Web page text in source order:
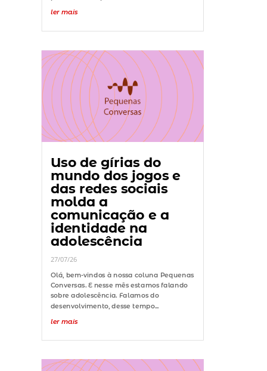
ler mais
Uso de gírias do
mundo dos jogos e
das redes sociais
molda a
comunicação e a
identidade na
adolescência
27/07/26
Olá, bem-vindos à nossa coluna Pequenas
Conversas. E nesse mês estamos falando
sobre adolescência. Falamos do
desenvolvimento, desse tempo...
ler mais